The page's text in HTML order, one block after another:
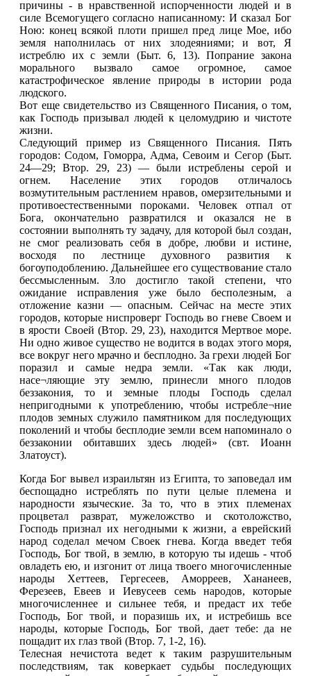
причины - в нравственной испорченности людей и в
силе Всемогущего согласно написанному: И сказал Бог
Ною: конец всякой плоти пришел пред лице Мое, ибо
земля наполнилась от них злодеяниями; и вот, Я
истреблю их с земли (Быт. 6, 13). Попрание закона
морального вызвало самое огромное, самое
катастрофическое явление природы в истории рода
людского.
Вот еще свидетельство из Священного Писания, о том,
как Господь призывал людей к целомудрию и чистоте
жизни.
Следующий пример из Священного Писания. Пять
городов: Содом, Гоморра, Адма, Севоим и Сегор (Быт.
24—29; Втор. 29, 23) — были истреблены серой и
огнем. Население этих городов отличалось
возмутительным растлением нравов, омерзительными и
противоестественными пороками. Человек отпал от
Бога, окончательно развратился и оказался не в
состоянии выполнять ту задачу, для которой был создан,
не смог реализовать себя в добре, любви и истине,
восходя по лестнице духовного развития к
богоуподоблению. Дальнейшее его существование стало
бессмысленным. Зло достигло такой степени, что
ожидание исправления уже было бесполезным, а
отложение казни — опасным. Сейчас на месте этих
городов, которые ниспроверг Господь во гневе Своем и
в ярости Своей (Втор. 29, 23), находится Мертвое море.
Ни одно живое существо не водится в водах этого моря,
все вокруг него мрачно и бесплодно. За грехи людей Бог
поразил и самые недра земли. «Так как люди,
насе¬ляющие эту землю, принесли много плодов
беззакония, то и земные плоды Господь сделал
непригодными к употреблению, чтобы истребле¬ние
плодов земных служило памятником для последующих
поколений и чтобы бесплодие земли всем напоминало о
беззаконии обитавших здесь людей» (свт. Иоанн
Златоуст).
Когда Бог вывел израильтян из Египта, то заповедал им
беспощадно истреблять по пути целые племена и
народности языческие. За то, что в этих племенах
процветал разврат, мужеложство и скотоложство,
Господь признал их негодными к жизни, а еврейский
народ соделал мечом Своек гнева. Когда введет тебя
Господь, Бог твой, в землю, в которую ты идешь - чтоб
овладеть ею, и изгонит от лица твоего многочисленные
народы Хеттеев, Гергесеев, Аморреев, Хананеев,
Ферезеев, Евеев и Иевусеев семь народов, которые
многочисленнее и сильнее тебя, и предаст их тебе
Господь, Бог твой, и поразишь их, и истребишь все
народы, которые Господь, Бог твой, дает тебе: да не
пощадит их глаз твой (Втор. 7, 1-2, 16).
Телесная нечистота ведет к таким разрушительным
последствиям, так коверкает судьбы последующих